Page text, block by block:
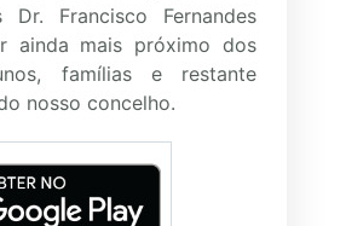
Dr. Francisco Fernandes
ainda mais próximo dos
famílias e restante
nosso concelho.